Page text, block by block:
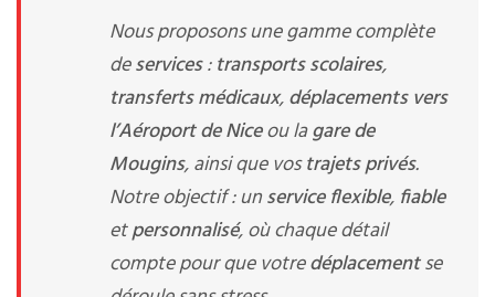
Nous proposons une gamme complète
deservices:transports scolaires,
transferts médicaux,déplacements vers
l’Aéroport de Niceou lagare de
Mougins, ainsi que vostrajets privés.
Notre objectif : unservice flexible, fiable
etpersonnalisé, où chaque détail
compte pour que votredéplacementse